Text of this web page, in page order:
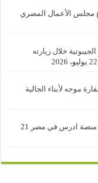
مجلس الأعمال المصري
خلال زيارته
22 يوليو، 2026
موجه لأبناء الجالية
منصة ادرس في مصر 21